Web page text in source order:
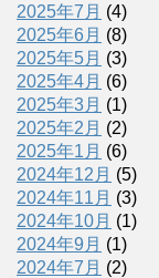
2025年7月 (4)
2025年6月 (8)
2025年5月 (3)
2025年4月 (6)
2025年3月 (1)
2025年2月 (2)
2025年1月 (6)
2024年12月 (5)
2024年11月 (3)
2024年10月 (1)
2024年9月 (1)
2024年7月 (2)